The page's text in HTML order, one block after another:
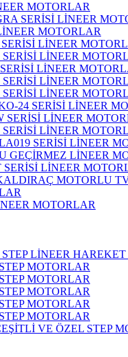
MOTORLAR
SERİSİ LİNEER
MOTORLAR
LİNEER
SERİSİ LİNEER
LİNEER
SERİSİ LİNEER
SERİSİ LİNEER
24 SERİSİ LİNEER
SERİSİ LİNEER
SERİSİ LİNEER
SERİSİ LİNEER
GEÇİRMEZ LİNEER
SERİSİ LİNEER
MOTORLU
MOTORLAR
STEP LİNEER
MOTORLAR
MOTORLAR
MOTORLAR
MOTORLAR
MOTORLAR
VE ÖZEL STEP